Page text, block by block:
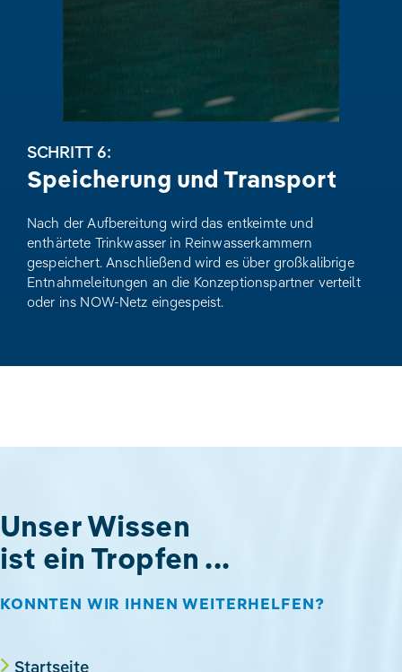
SCHRITT 6:
Speicherung und Transport
Nach der Aufbereitung wird das entkeimte und
enthärtete Trinkwasser in Reinwasserkammern
gespeichert. Anschließend wird es über großkalibrige
Entnahmeleitungen an die Konzeptionspartner verteilt
oder ins NOW-Netz eingespeist.
Unser Wissen
ist ein Tropfen ...
KONNTEN WIR IHNEN WEITERHELFEN?
Startseite